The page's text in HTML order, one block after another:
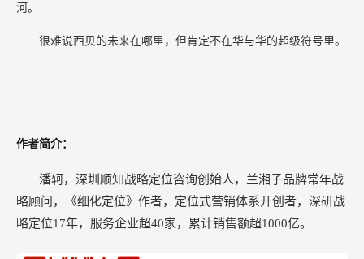
河。
很难说西贝的未来在哪里，但肯定不在华与华的超级符号里。
作者简介：
潘轲，深圳顺知战略定位咨询创始人，兰湘子品牌常年战
略顾问，《细化定位》作者，定位式营销体系开创者，深研战
略定位17年，服务企业超40家，累计销售额超1000亿。